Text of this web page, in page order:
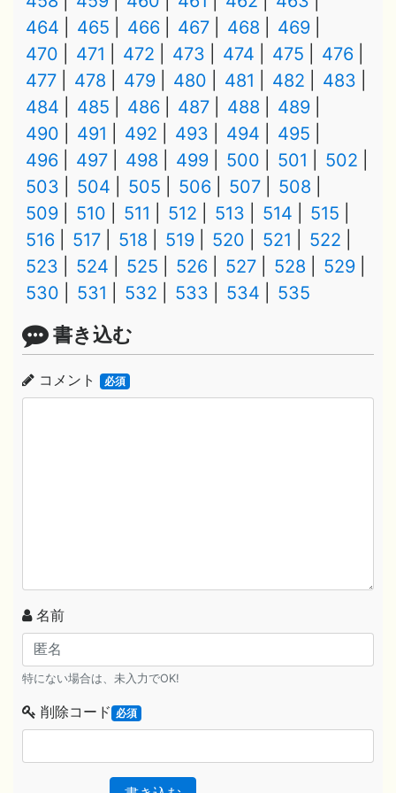
464
465 466 467 468
469
470
471 472 473 474 475
476
477
478 479 480 481 482
483
484
485 486 487 488
489
490
491 492 493 494
495
496
497 498 499 500 501
502
503
504 505 506 507
508
509
510 511 512 513 514
515
516
517 518 519 520 521
522
523
524 525 526 527 528
529
530
531 532 533 534 535
書き込む
コメント 必須
名前
特にない場合は、未入力でOK!
削除コード 必須